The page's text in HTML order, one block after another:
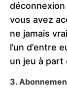
déconnexion
vous avez
ne jamais
l’un d’entre
un jeu à
3.